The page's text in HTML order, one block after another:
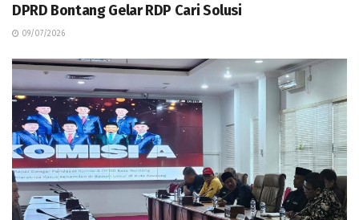
DPRD Bontang Gelar RDP Cari Solusi
09/07/2026